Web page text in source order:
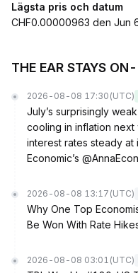
Lägsta pris och datum
CHF0.00000963 den Jun
THE EAR STAYS
2026-08-08 17:30 (UTC)
July’s surprisingly
cooling in inflation
interest rates steady at
Economic’s
2026-08-08 13:17 (UTC)
Why One Top
Be Won With Rate
2026-08-08 03:01 (UTC)